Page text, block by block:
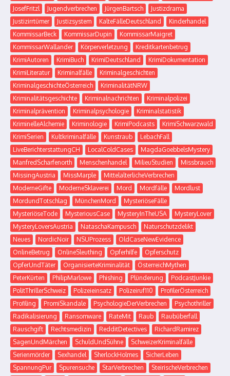
JosefFritzl
Jugendverbrechen JürgenBartsch
Justizdrama
Justizirrtümer
Justizsystem KalteFälleDeutschland
Kinderhandel
KommissarBeck
KommissarDupin
KommissarMaigret
KommissarWallander
Körperverletzung
Kreditkartenbetrug
KrimiAutoren
KrimiBuch KrimiDeutschland
KrimiDokumentation
KrimiLiteratur
Kriminalfälle
Kriminalgeschichten
KriminalgeschichteÖsterreich
KriminalitätNRW
Kriminalitätsgeschichte
Kriminalnachrichten
Kriminalpolizei
Kriminalprävention
Kriminalpsychologie
Kriminalstatistik
KriminelleAlchemie
Kriminologie KrimiPodcasts
KrimiSchwarzwald
KrimiSerien
Kultkriminalfälle Kunstraub
LebachFall
LiveBerichterstattungCH
LocalColdCases
MagdaGoebbelsMystery
ManfredScharfenorth
Menschenhandel MilieuStudien
Missbrauch
MissingAustria
MissMarple
MittelalterlicheVerbrechen
ModerneGifte
ModerneSklaverei Mord Mordfälle
Mordlust
MordundTotschlag
MünchenMord
MysteriöseFälle
MysteriöseTode
MysteriousCase MysteryInTheUSA
MysteryLover
MysteryLoversAustria
NataschaKampusch
Naturschutzdelikt
Neues
NordicNoir NSUProzess
OldCaseNewEvidence
OnlineBetrug
OnlineSleuthing Opferhilfe
Opferschutz
OpferUndTäter
OrganisierteKriminalität
ÖsterreichMythen
PeterKürten
PhilipMarlowe Phishing Plünderung
PodcastJunkie
PolitThrillerSchweiz
Polizeieinsatz Polizeiruf110
ProfilerÖsterreich
Profiling
PromiSkandale PsychologieDerVerbrechen
Psychothriller
Radikalisierung
Ransomware RateMit Raub
Raubüberfall
Rauschgift
Rechtsmedizin RedditDetectives
RichardRamirez
SagenUndMärchen
SchuldUndSühne
SchweizerKriminalfälle
Serienmörder
Sexhandel SherlockHolmes
SicherLeben
SpannungPur
Spurensuche StarVerbrechen
SteirischeVerbrechen